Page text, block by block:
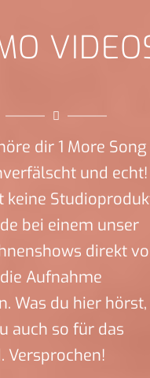
dir 1 More
und echt!
keine
bei einem unser
direkt
Aufnahme
Was du hier hörst,
auch so für das
Versprochen!